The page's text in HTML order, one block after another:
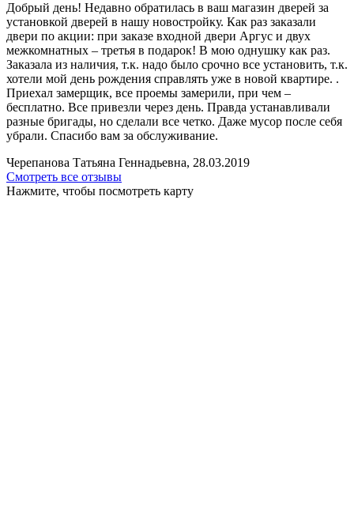
Добрый день! Недавно обратилась в ваш магазин дверей за
установкой дверей в нашу новостройку. Как раз заказали
двери по акции: при заказе входной двери Аргус и двух
межкомнатных – третья в подарок! В мою однушку как раз.
Заказала из наличия, т.к. надо было срочно все установить, т.к.
хотели мой день рождения справлять уже в новой квартире. .
Приехал замерщик, все проемы замерили, при чем –
бесплатно. Все привезли через день. Правда устанавливали
разные бригады, но сделали все четко. Даже мусор после себя
убрали. Спасибо вам за обслуживание.
Черепанова Татьяна Геннадьевна, 28.03.2019
Смотреть все отзывы
Нажмите, чтобы посмотреть карту